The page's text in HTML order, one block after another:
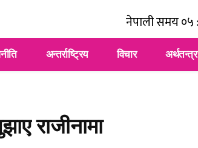
अन्तर्राष्ट्रिय विचार अर्थतन्त्र
राजीनामा